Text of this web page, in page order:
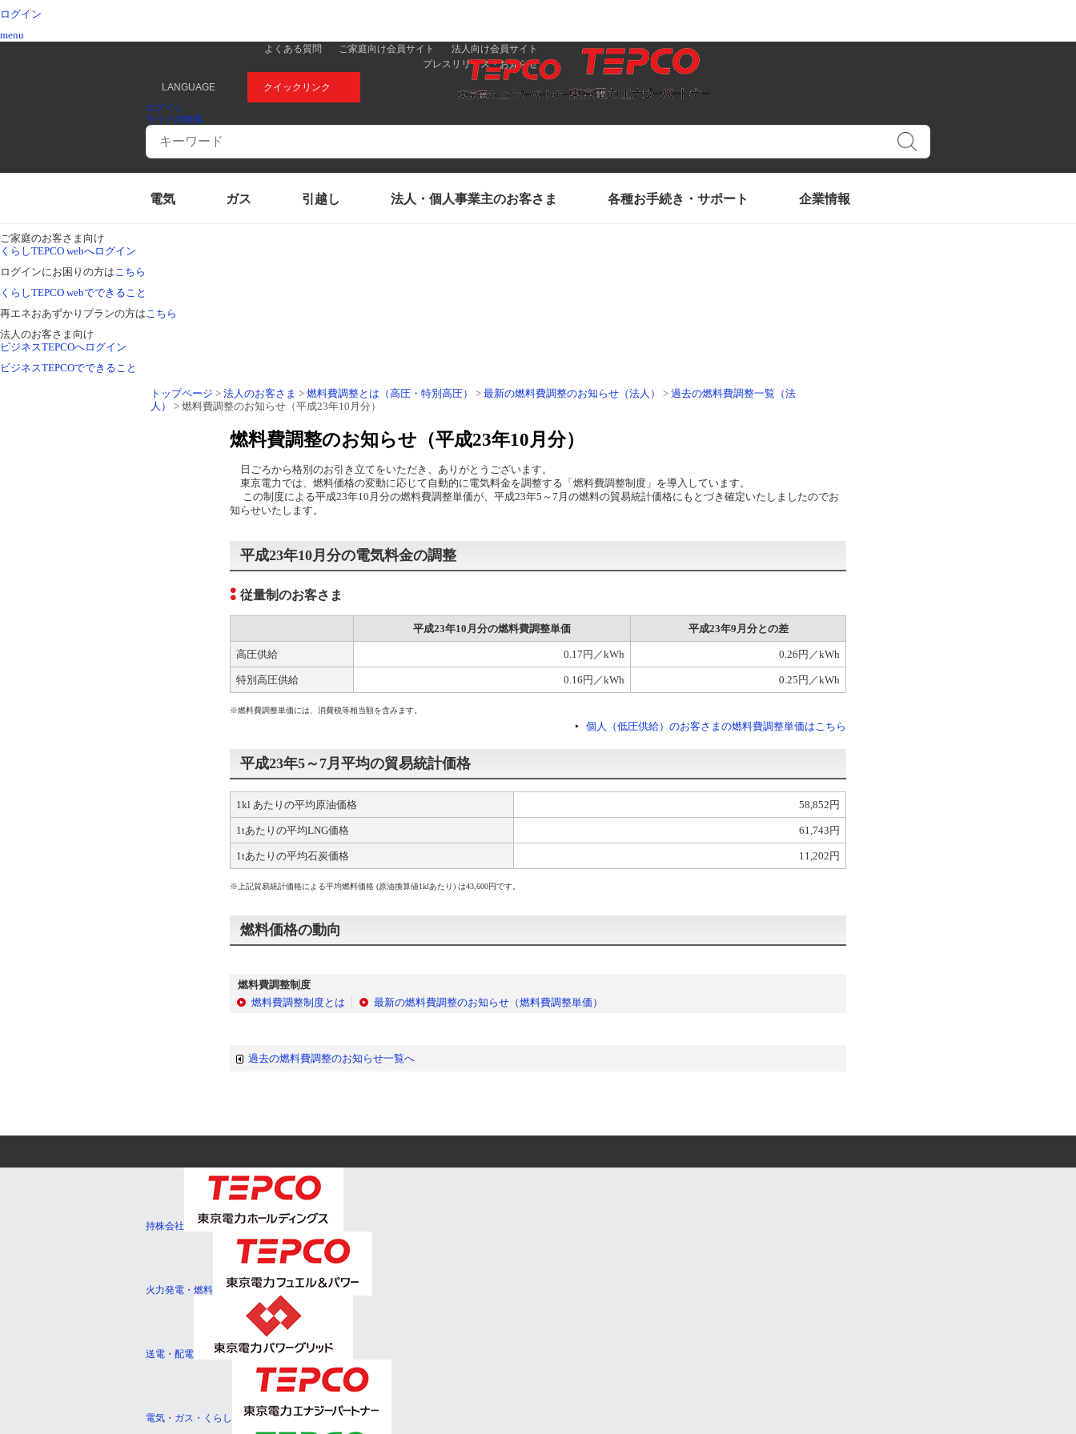
ログイン
menu
よくある質問 ご家庭向け会員サイト
法人向け会員サイト
プレスリリース・お知らせ
LANGUAGE クイックリンク
ログイン
サイト内検索
Conduct
search
Submit
電気 ガス 引越し 法人・個人事業主のお客さま 各種お手続き・サポート 企業情報
ご家庭のお客さま向け
くらしTEPCO webへログイン
ログインにお困りの方はこちら
くらしTEPCO webでできること
再エネおあずかりプランの方はこちら
法人のお客さま向け
ビジネスTEPCOへログイン
ビジネスTEPCOでできること
トップページ > 法人のお客さま > 燃料費調整とは（高圧・特別高圧） > 最新の燃料費調整のお知らせ（法人） > 過去の燃料費調整一覧（法
人）
> 燃料費調整のお知らせ（平成23年10月分）
燃料費調整のお知らせ（平成23年10月分）
日ごろから格別のお引き立てをいただき、ありがとうございます。
東京電力では、燃料価格の変動に応じて自動的に電気料金を調整する「燃料費調整制度」を導入しています。
この制度による平成23年10月分の燃料費調整単価が、平成23年5～7月の燃料の貿易統計価格にもとづき確定いたしましたのでお
知らせいたします。
平成23年10月分の電気料金の調整
従量制のお客さま
平成23年10月分の燃料費調整単価 平成23年9月分との差
高圧供給 0.17円／kWh 0.26円／kWh
特別高圧供給 0.16円／kWh 0.25円／kWh
※燃料費調整単価には、消費税等相当額を含みます。
個人（低圧供給）のお客さまの燃料費調整単価はこちら
平成23年5～7月平均の貿易統計価格
1kl あたりの平均原油価格 58,852円
1tあたりの平均LNG価格 61,743円
1tあたりの平均石炭価格 11,202円
※上記貿易統計価格による平均燃料価格 (原油換算値1klあたり) は43,600円です。
燃料価格の動向
燃料費調整制度
燃料費調整制度とは
最新の燃料費調整のお知らせ（燃料費調整単価）
過去の燃料費調整のお知らせ一覧へ
持株会社
火力発電・燃料
送電・配電
電気・ガス・くらし